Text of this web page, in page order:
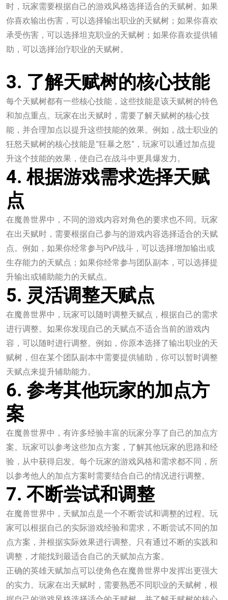
时，玩家需要根据自己的游戏风格选择适合的天赋树。如果
你喜欢输出伤害，可以选择输出职业的天赋树；如果你喜欢
承受伤害，可以选择坦克职业的天赋树；如果你喜欢提供辅
助，可以选择治疗职业的天赋树。
3. 了解天赋树的核心技能
每个天赋树都有一些核心技能，这些技能是该天赋树的特色
和加点重点。玩家在出天赋时，需要了解天赋树的核心技
能，并合理加点以提升这些技能的效果。例如，战士职业的
狂怒天赋树的核心技能是“狂暴之怒”，玩家可以通过加点提
升这个技能的效果，使自己在战斗中更具爆发力。
4. 根据游戏需求选择天赋
点
在魔兽世界中，不同的游戏内容对角色的要求也不同。玩家
在出天赋时，需要根据自己参与的游戏内容选择适合的天赋
点。例如，如果你经常参与PvP战斗，可以选择增加输出或
生存能力的天赋点；如果你经常参与团队副本，可以选择提
升输出或辅助能力的天赋点。
5. 灵活调整天赋点
在魔兽世界中，玩家可以随时调整天赋点，根据自己的需求
进行调整。如果你发现自己的天赋点不适合当前的游戏内
容，可以随时进行调整。例如，你原本选择了输出职业的天
赋树，但在某个团队副本中需要提供辅助，你可以暂时调整
天赋点来提升辅助能力。
6. 参考其他玩家的加点方
案
在魔兽世界中，有许多经验丰富的玩家分享了自己的加点方
案。玩家可以参考这些加点方案，了解其他玩家的思路和经
验，从中获得启发。每个玩家的游戏风格和需求都不同，所
以参考他人的加点方案时需要结合自己的情况进行调整。
7. 不断尝试和调整
在魔兽世界中，天赋加点是一个不断尝试和调整的过程。玩
家可以根据自己的实际游戏经验和需求，不断尝试不同的加
点方案，并根据实际效果进行调整。只有通过不断的实践和
调整，才能找到最适合自己的天赋加点方案。
正确的英雄天赋加点可以使角色在魔兽世界中发挥出更强大
的实力。玩家在出天赋时，需要熟悉不同职业的天赋树，根